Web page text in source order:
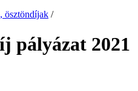
ösztöndíjak /
pályázat 2021